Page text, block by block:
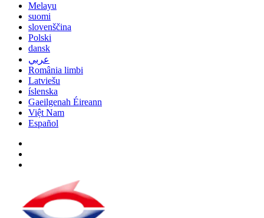
Melayu
suomi
slovenščina
Polski
dansk
عربي
România limbi
Latviešu
íslenska
Gaeilgenah Éireann
Việt Nam
Español